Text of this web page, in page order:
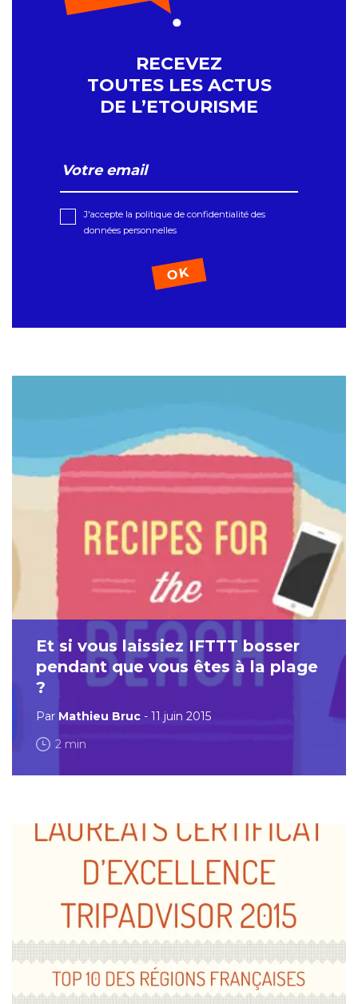
RECEVEZ
TOUTES LES ACTUS
DE L’ETOURISME
J'accepte la politique de confidentialité des
données personnelles
Et si vous laissiez IFTTT bosser
pendant que vous êtes à la plage
?
Par Mathieu Bruc - 11 juin 2015
2 min